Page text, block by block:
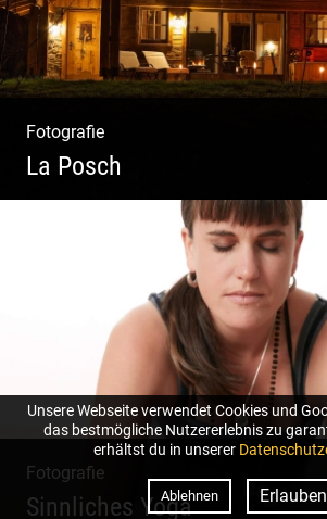
Fotografie
La Posch
Kuschelige Chalets |
Luxuriöse Auszeit | Alpiner
Fotografie
Sinnliches Yoga
Unsere Webseite verwendet Cookies und
das bestmögliche Nutzererlebnis zu
erhältst du in unserer
Ablehnen Erlauben